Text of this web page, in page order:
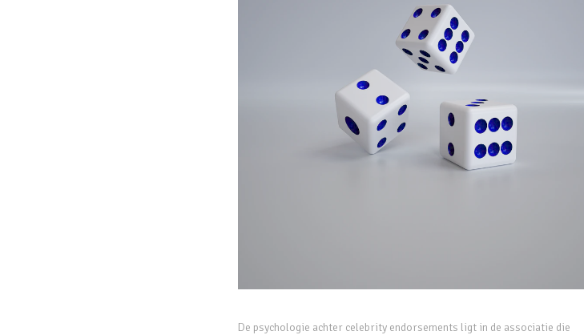
De psychologie achter celebrity endorsements ligt in de associatie die